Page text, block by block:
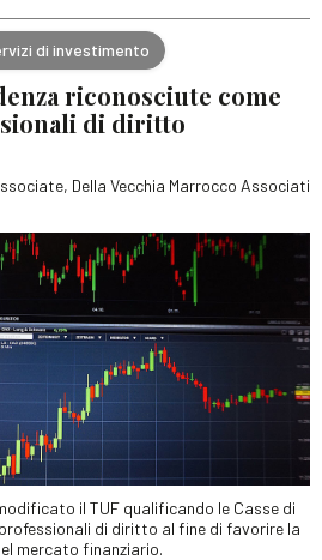
di investimento
riconosciute come
di diritto
Della Vecchia Marrocco Associati
il TUF qualificando le Casse di
di diritto al fine di favorire la
mercato finanziario.